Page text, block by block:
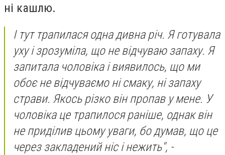
ні кашлю.
І тут трапилася одна дивна річ. Я готувала
уху і зрозуміла, що не відчуваю запаху. Я
запитала чоловіка і виявилось, що ми
обоє не відчуваємо ні смаку, ні запаху
страви. Якось різко він пропав у мене. У
чоловіка це трапилося раніше, однак він
не приділив цьому уваги, бо думав, що це
через закладений ніс і нежить", -